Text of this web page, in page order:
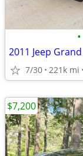
•
2011 Jeep
7/30 221k mi
$7,200